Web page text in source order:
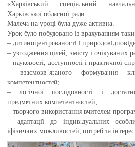
«Харківський спеціальний
Харківської обласної ради.
Малеча на уроці була дуже активна.
Урок було побудовано із врахуванням
– дитиноцентрованості і
– узгодження цілей, змісту і очікуваних
– науковості, доступності і практичної
– взаємозв’язаного формування
компетентностей;
– логічної послідовності і
предметних компетентностей;
– творчого використання вчителем
– адаптації до індивідуальних
іфізичних можливостей, потреб та